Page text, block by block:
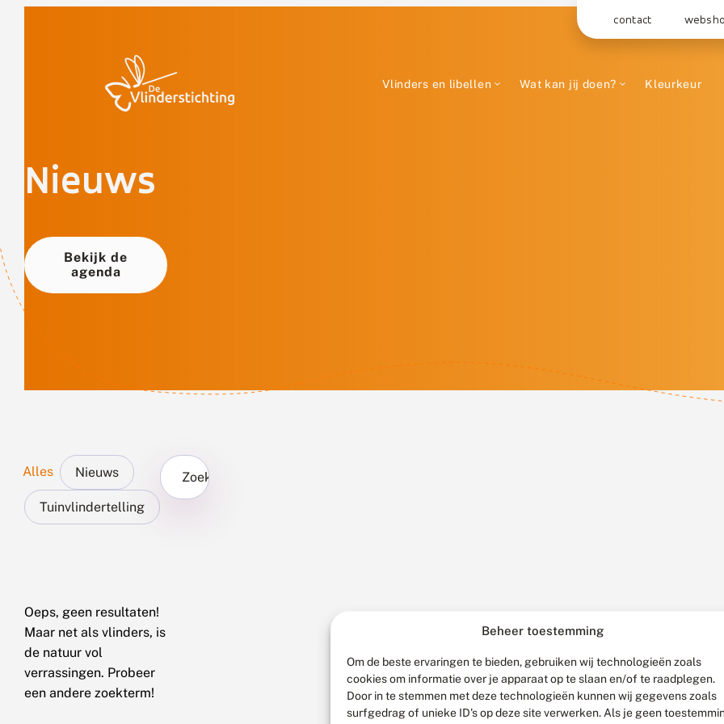
Beheer toestemming
Om de beste ervaringen te bieden, gebruiken wij technologieën zoals
cookies om informatie over je apparaat op te slaan en/of te raadplegen.
Door in te stemmen met deze technologieën kunnen wij gegevens zoals
surfgedrag of unieke ID's op deze site verwerken. Als je geen
contact
Vlinders en libellen Wat kan jij doen? Kleurkeur
Nieuws
Bekijk de
agenda
Alles Nieuws
Tuinvlindertelling
Zoek...
Oeps, geen resultaten!
Maar net als vlinders, is
de natuur vol
verrassingen. Probeer
een andere zoekterm!